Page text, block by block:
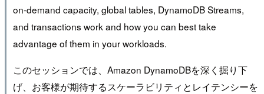
on-demand capacity, global tables, DynamoDB Streams,
and transactions work and how you can best take
advantage of them in your workloads.
このセッションでは、Amazon DynamoDBを深く掘り下
げ、お客様が期待するスケーラビリティとレイテンシーを